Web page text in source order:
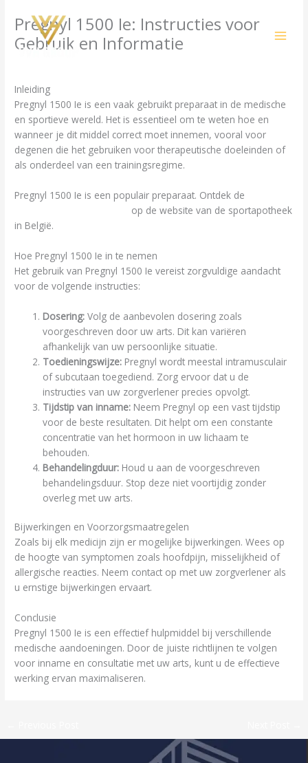
content
Pregnyl 1500 Ie: Instructies voor
Gebruik en Informatie
Inleiding
Pregnyl 1500 Ie is een vaak gebruikt preparaat in de medische
en sportieve wereld. Het is essentieel om te weten hoe en
wanneer je dit middel correct moet innemen, vooral voor
degenen die het gebruiken voor therapeutische doeleinden of
als onderdeel van een trainingsregime.
Pregnyl 1500 Ie is een populair preparaat. Ontdek de
op de website van de sportapotheek
in België.
Hoe Pregnyl 1500 Ie in te nemen
Het gebruik van Pregnyl 1500 Ie vereist zorgvuldige aandacht
voor de volgende instructies:
Dosering: Volg de aanbevolen dosering zoals
voorgeschreven door uw arts. Dit kan variëren
afhankelijk van uw persoonlijke situatie.
Toedieningswijze: Pregnyl wordt meestal intramusculair
of subcutaan toegediend. Zorg ervoor dat u de
instructies van uw zorgverlener precies opvolgt.
Tijdstip van inname: Neem Pregnyl op een vast tijdstip
voor de beste resultaten. Dit helpt om een constante
concentratie van het hormoon in uw lichaam te
behouden.
Behandelingduur: Houd u aan de voorgeschreven
behandelingsduur. Stop deze niet voortijdig zonder
overleg met uw arts.
Bijwerkingen en Voorzorgsmaatregelen
Zoals bij elk medicijn zijn er mogelijke bijwerkingen. Wees op
de hoogte van symptomen zoals hoofdpijn, misselijkheid of
allergische reacties. Neem contact op met uw zorgverlener als
u ernstige bijwerkingen ervaart.
Conclusie
Pregnyl 1500 Ie is een effectief hulpmiddel bij verschillende
medische aandoeningen. Door de juiste richtlijnen te volgen
voor inname en consultatie met uw arts, kunt u de effectieve
werking ervan maximaliseren.